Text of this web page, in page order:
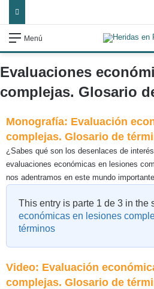
Menú
Evaluaciones
complejas. Glosario
Monografía: Evaluación
complejas. Glosario de
¿Sabes qué son los desenlaces de
evaluaciones económicas en lesiones
nos adentramos en este mundo
This entry is parte 1 de 3 in the
económicas en lesiones
términos
Video: Evaluación
complejas. Glosario de